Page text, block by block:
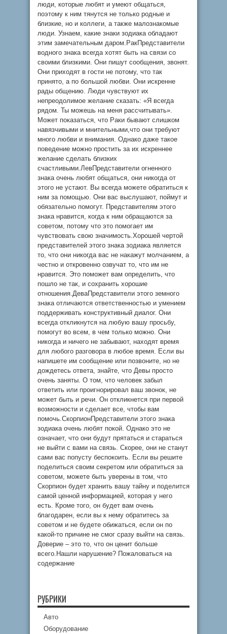
люди, которые любят и умеют общаться,
поэтому к ним тянутся не только родные и
близкие, но и коллеги, а также малознакомые
люди. Узнаем, какие знаки зодиака обладают
этим замечательным даром.РакПредставители
водного знака всегда хотят быть на связи со
своими близкими. Они пишут сообщения, звонят.
Они приходят в гости не потому, что так
принято, а по большой любви. Они искренне
рады общению. Люди чувствуют их
непреодолимое желание сказать: «Я всегда
рядом. Ты можешь на меня рассчитывать».
Может показаться, что Раки бывают слишком
навязчивыми и мнительными,что они требуют
много любви и внимания. Однако даже такое
поведение можно простить за их искреннее
желание сделать близких
счастливыми.ЛевПредставители огненного
знака очень любят общаться, они никогда от
этого не устают. Вы всегда можете обратиться к
ним за помощью. Они вас выслушают, поймут и
обязательно помогут. Представителям этого
знака нравится, когда к ним обращаются за
советом, потому что это помогает им
чувствовать свою значимость.Хорошей чертой
представителей этого знака зодиака является
то, что они никогда вас не накажут молчанием, а
честно и откровенно озвучат то, что им не
нравится. Это поможет вам определить, что
пошло не так, и сохранить хорошие
отношения.ДеваПредставители этого земного
знака отличаются ответственностью и умением
поддерживать конструктивный диалог. Они
всегда откликнутся на любую вашу просьбу,
помогут во всем, в чем только можно. Они
никогда и ничего не забывают, находят время
для любого разговора в любое время. Если вы
напишете им сообщение или позвоните, но не
дождетесь ответа, знайте, что Девы просто
очень заняты. О том, что человек забыл
ответить или проигнорировал ваш звонок, не
может быть и речи. Он откликнется при первой
возможности и сделает все, чтобы вам
помочь.СкорпионПредставители этого знака
зодиака очень любят покой. Однако это не
означает, что они будут прятаться и стараться
не выйти с вами на связь. Скорее, они не станут
сами вас попусту беспокоить. Если вы решите
поделиться своим секретом или обратиться за
советом, можете быть уверены в том, что
Скорпион будет хранить вашу тайну и поделится
самой ценной информацией, которая у него
есть. Кроме того, он будет вам очень
благодарен, если вы к нему обратитесь за
советом и не будете обижаться, если он по
какой-то причине не смог сразу выйти на связь.
Доверие – это то, что он ценит больше
всего.Нашли нарушение? Пожаловаться на
содержание
РУБРИКИ
Авто
Оборудование